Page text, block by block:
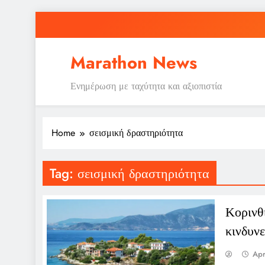
Marathon News
Ενημέρωση με ταχύτητα και αξιοπιστία
Home σεισμική δραστηριότητα
Tag: σεισμική δραστηριότητα